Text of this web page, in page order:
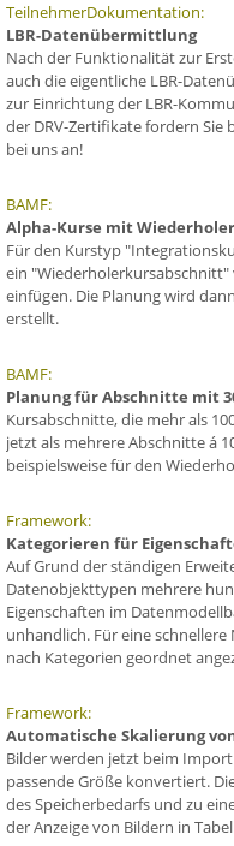
TeilnehmerDokumentation:
LBR-Datenübermittlung
Nach der Funktionalität zur
auch die eigentliche LBR-
zur Einrichtung der LBR-
der DRV-Zertifikate fordern
bei uns an!
BAMF:
Alpha-Kurse mit
Für den Kurstyp
ein
einfügen. Die Planung wird
erstellt.
BAMF:
Planung für Abschnitte mit
Kursabschnitte, die mehr als
jetzt als mehrere Abschnitte á
beispielsweise für den
Framework:
Kategorieren für
Auf Grund der ständigen
Datenobjekttypen mehrere
Eigenschaften im
unhandlich. Für eine
nach Kategorien geordnet
Framework:
Automatische Skalierung
Bilder werden jetzt beim
passende Größe konvertiert.
des Speicherbedarfs und zu
der Anzeige von Bildern in